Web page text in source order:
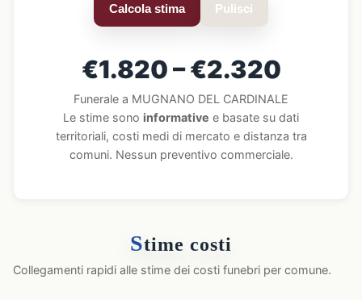
Calcola stima Pulisci
€1.820 – €2.320
Funerale a MUGNANO DEL CARDINALE
Le stime sono informative e basate su dati
territoriali, costi medi di mercato e distanza tra
comuni. Nessun preventivo commerciale.
Stime costi
Collegamenti rapidi alle stime dei costi funebri per comune.